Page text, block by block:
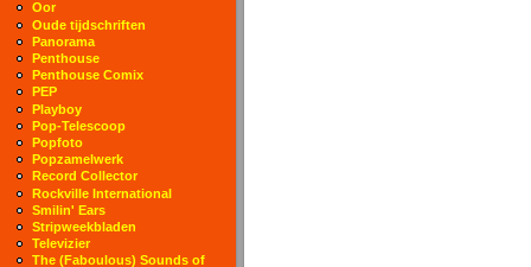
Oor
Oude tijdschriften
Panorama
Penthouse
Penthouse Comix
PEP
Playboy
Pop-Telescoop
Popfoto
Popzamelwerk
Record Collector
Rockville International
Smilin' Ears
Stripweekbladen
Televizier
The (Faboulous) Sounds of